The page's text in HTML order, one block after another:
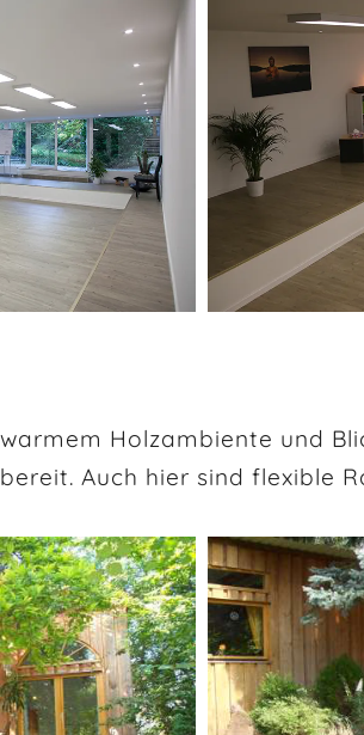
Holzambiente und
Auch hier sind flexible